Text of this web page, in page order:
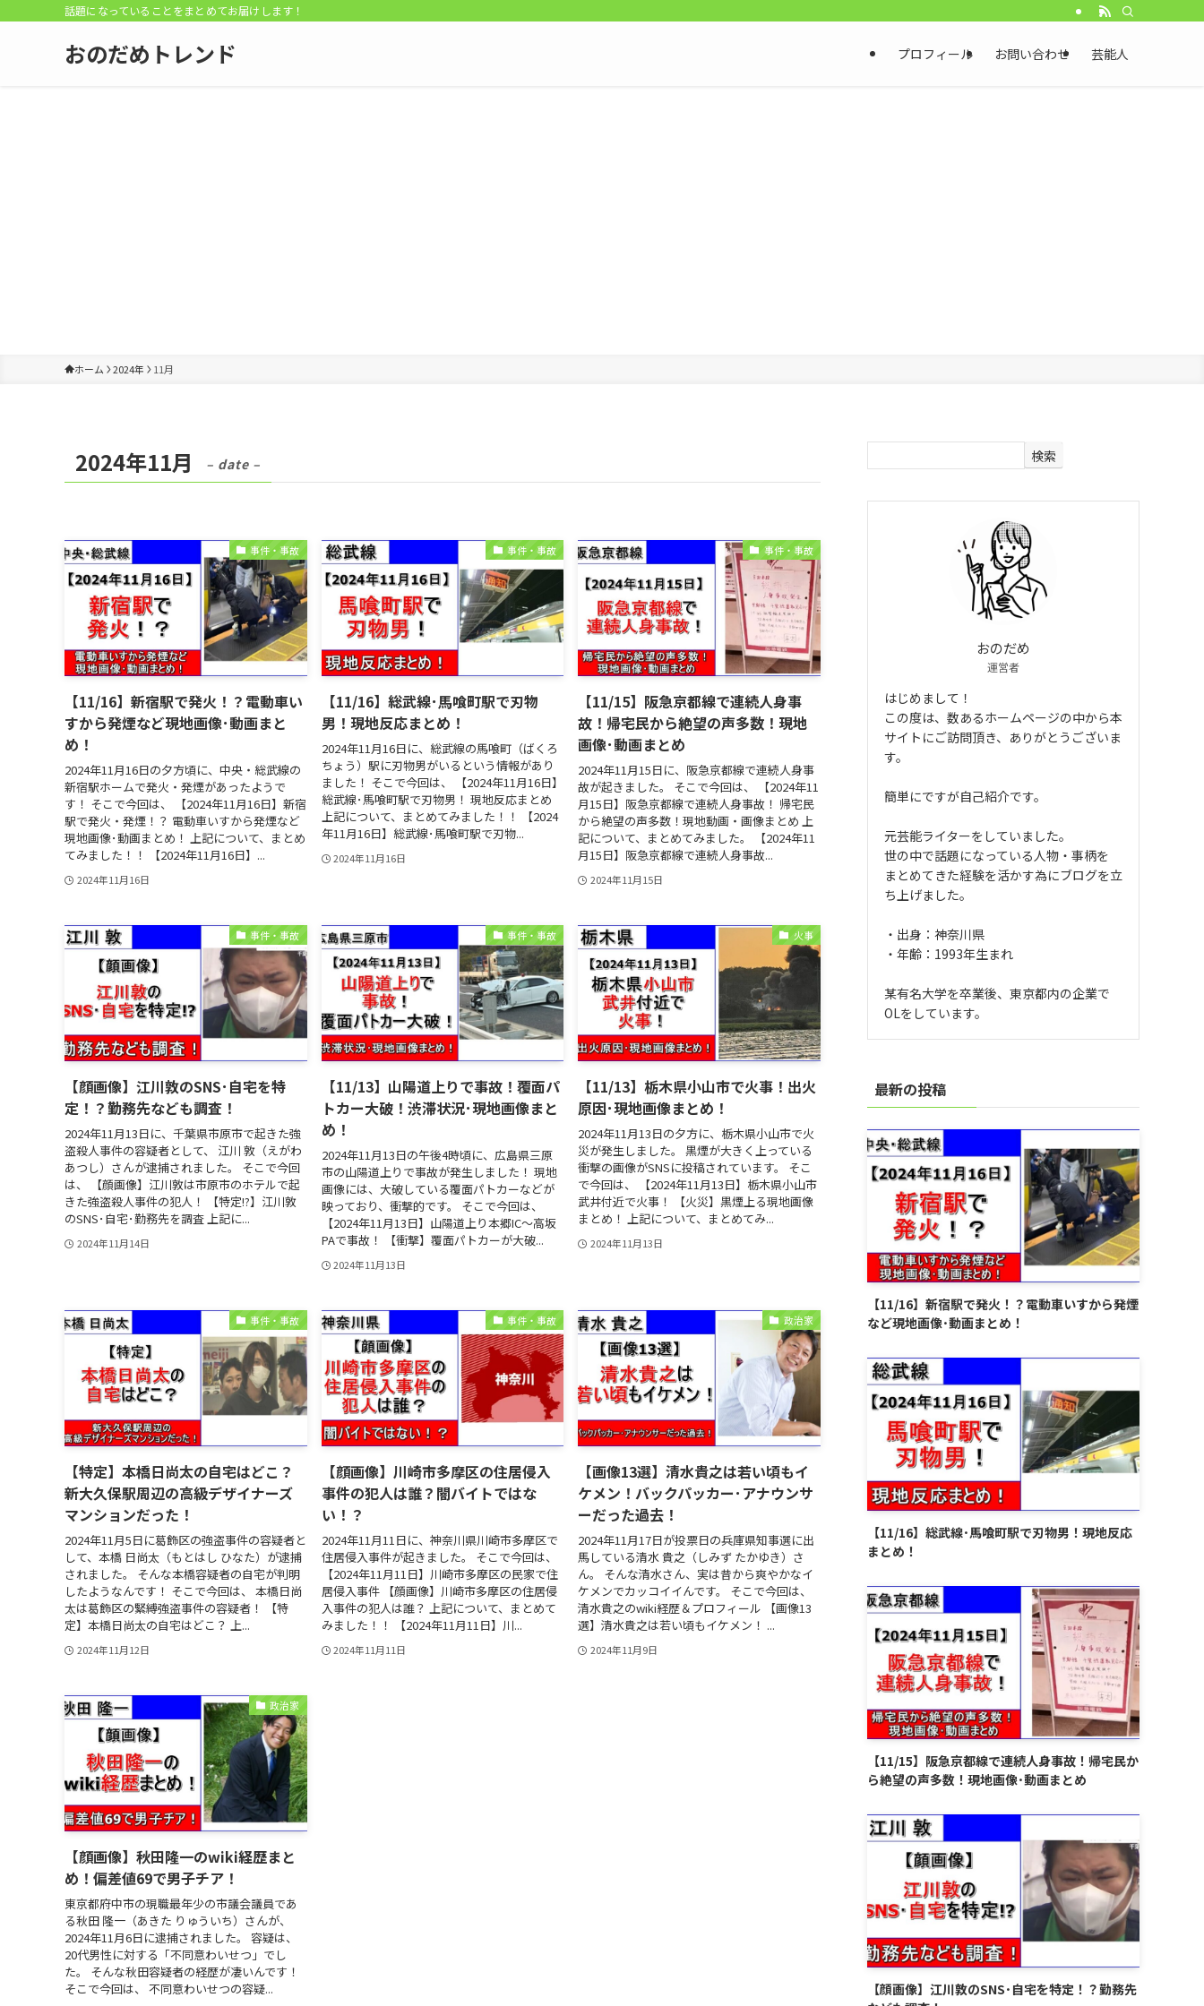
話題になっていることをまとめてお届けします！
おのだめトレンド プロフィール お問い合わせ 芸能人
ホーム 2024年 11月
2024年11月 – date –
事件・事故
【11/16】新宿駅で発火！？電動車い
すから発煙など現地画像･動画まと
め！
2024年11月16日の夕方頃に、中央・総武線の
新宿駅ホームで発火・発煙があったようで
す！ そこで今回は、 【2024年11月16日】新宿
駅で発火・発煙！？ 電動車いすから発煙など
現地画像･動画まとめ！ 上記について、まとめ
てみました！！ 【2024年11月16日】...
2024年11月16日
事件・事故
【11/16】総武線･馬喰町駅で刃物
男！現地反応まとめ！
2024年11月16日に、総武線の馬喰町（ばくろ
ちょう）駅に刃物男がいるという情報があり
ました！ そこで今回は、 【2024年11月16日】
総武線･馬喰町駅で刃物男！ 現地反応まとめ
上記について、まとめてみました！！ 【2024
年11月16日】総武線･馬喰町駅で刃物...
2024年11月16日
事件・事故
【11/15】阪急京都線で連続人身事
故！帰宅民から絶望の声多数！現地
画像･動画まとめ
2024年11月15日に、阪急京都線で連続人身事
故が起きました。 そこで今回は、 【2024年11
月15日】阪急京都線で連続人身事故！ 帰宅民
から絶望の声多数！現地動画・画像まとめ 上
記について、まとめてみました。 【2024年11
月15日】阪急京都線で連続人身事故...
2024年11月15日
事件・事故
【顔画像】江川敦のSNS･自宅を特
定！？勤務先なども調査！
2024年11月13日に、千葉県市原市で起きた強
盗殺人事件の容疑者として、 江川 敦（えがわ
あつし）さんが逮捕されました。 そこで今回
は、 【顔画像】江川敦は市原市のホテルで起
きた強盗殺人事件の犯人！ 【特定!?】江川敦
のSNS･自宅･勤務先を調査 上記に...
2024年11月14日
事件・事故
【11/13】山陽道上りで事故！覆面パ
トカー大破！渋滞状況･現地画像まと
め！
2024年11月13日の午後4時頃に、広島県三原
市の山陽道上りで事故が発生しました！ 現地
画像には、大破している覆面パトカーなどが
映っており、衝撃的です。 そこで今回は、
【2024年11月13日】山陽道上り本郷IC～高坂
PAで事故！ 【衝撃】覆面パトカーが大破...
2024年11月13日
火事
【11/13】栃木県小山市で火事！出火
原因･現地画像まとめ！
2024年11月13日の夕方に、栃木県小山市で火
災が発生しました。 黒煙が大きく上っている
衝撃の画像がSNSに投稿されています。 そこ
で今回は、 【2024年11月13日】栃木県小山市
武井付近で火事！ 【火災】黒煙上る現地画像
まとめ！ 上記について、まとめてみ...
2024年11月13日
事件・事故
【特定】本橋日尚太の自宅はどこ？
新大久保駅周辺の高級デザイナーズ
マンションだった！
2024年11月5日に葛飾区の強盗事件の容疑者と
して、本橋 日尚太（もとはし ひなた）が逮捕
されました。 そんな本橋容疑者の自宅が判明
したようなんです！ そこで今回は、 本橋日尚
太は葛飾区の緊縛強盗事件の容疑者！ 【特
定】本橋日尚太の自宅はどこ？ 上...
2024年11月12日
事件・事故
【顔画像】川崎市多摩区の住居侵入
事件の犯人は誰？闇バイトではな
い！？
2024年11月11日に、神奈川県川崎市多摩区で
住居侵入事件が起きました。 そこで今回は、
【2024年11月11日】川崎市多摩区の民家で住
居侵入事件 【顔画像】川崎市多摩区の住居侵
入事件の犯人は誰？ 上記について、まとめて
みました！！ 【2024年11月11日】川...
2024年11月11日
政治家
【画像13選】清水貴之は若い頃もイ
ケメン！バックパッカー･アナウンサ
ーだった過去！
2024年11月17日が投票日の兵庫県知事選に出
馬している清水 貴之（しみず たかゆき）さ
ん。 そんな清水さん、実は昔から爽やかなイ
ケメンでカッコイイんです。 そこで今回は、
清水貴之のwiki経歴＆プロフィール 【画像13
選】清水貴之は若い頃もイケメン！ ...
2024年11月9日
政治家
【顔画像】秋田隆一のwiki経歴まと
め！偏差値69で男子チア！
東京都府中市の現職最年少の市議会議員であ
る秋田 隆一（あきた りゅういち）さんが、
2024年11月6日に逮捕されました。 容疑は、
20代男性に対する「不同意わいせつ」でし
た。 そんな秋田容疑者の経歴が凄いんです！
そこで今回は、 不同意わいせつの容疑...
検索
おのだめ
運営者
はじめまして！
この度は、数あるホームページの中から本
サイトにご訪問頂き、ありがとうございま
す。
簡単にですが自己紹介です。
元芸能ライターをしていました。
世の中で話題になっている人物・事柄を
まとめてきた経験を活かす為にブログを立
ち上げました。
・出身：神奈川県
・年齢：1993年生まれ
某有名大学を卒業後、東京都内の企業で
OLをしています。
最新の投稿
【11/16】新宿駅で発火！？電動車いすから発煙
など現地画像･動画まとめ！
【11/16】総武線･馬喰町駅で刃物男！現地反応
まとめ！
【11/15】阪急京都線で連続人身事故！帰宅民か
ら絶望の声多数！現地画像･動画まとめ
【顔画像】江川敦のSNS･自宅を特定！？勤務先